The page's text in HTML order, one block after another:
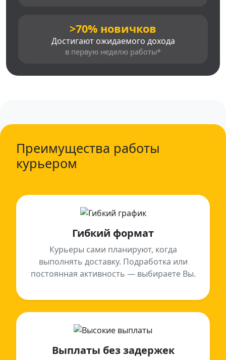
>70% новичков
Достигают ожидаемого дохода
в первую неделю работы*
Преимущества работы
курьером
Гибкий формат
Курьеры сами планируют, когда
выполнять доставку. Подработка или
постоянная активность — выбираете Вы.
Выплаты без задержек